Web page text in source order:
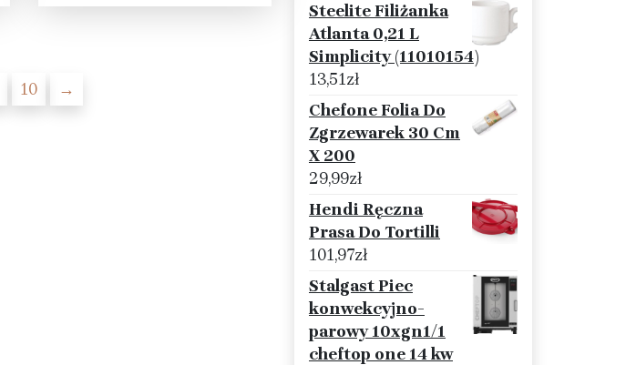
10 →
Steelite Filiżanka
Atlanta 0,21 L
Simplicity (11010154)
13,51zł
Chefone Folia Do
Zgrzewarek 30 Cm
X 200
29,99zł
Hendi Ręczna
Prasa Do Tortilli
101,97zł
Stalgast Piec
konwekcyjno-
parowy 10xgn1/1
cheftop one 14 kw